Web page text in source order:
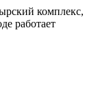
комплекс,
работает